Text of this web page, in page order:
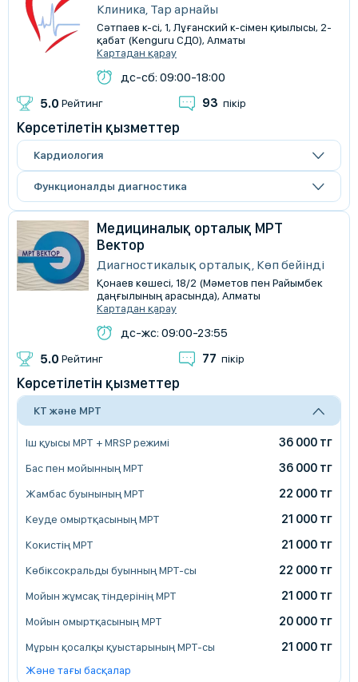
Клиника, Тар арнайы
Сәтпаев к-сі, 1, Лұғанский к-сімен қиылысы, 2-
қабат (Kenguru СДО), Алматы
Картадан қарау
дс-сб: 09:00-18:00
5.0 Рейтинг 93 пікір
Көрсетілетін қызметтер
Кардиология
Функционалды диагностика
Медициналық орталық МРТ
Вектор
Диагностикалық орталық, Көп бейінді
Қонаев көшесі, 18/2 (Мәметов пен Райымбек
даңғылының арасында), Алматы
Картадан қарау
дс-жс: 09:00-23:55
5.0 Рейтинг 77 пікір
Көрсетілетін қызметтер
КТ және МРТ
Іш қуысы МРТ + MRSP режимі 36 000 тг
Бас пен мойынның МРТ 36 000 тг
Жамбас буынының МРТ 22 000 тг
Кеуде омыртқасының МРТ 21 000 тг
Кокистің МРТ 21 000 тг
Көбіксокральды буынның МРТ-сы 22 000 тг
Мойын жұмсақ тіндерінің МРТ 21 000 тг
Мойын омыртқасының МРТ 20 000 тг
Мұрын қосалқы қуыстарының МРТ-сы 21 000 тг
Және тағы басқалар